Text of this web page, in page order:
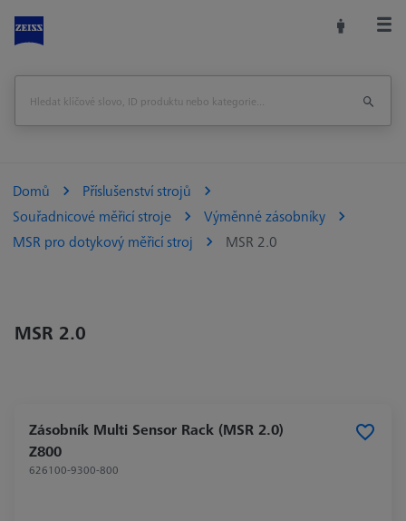
Domů
Příslušenství strojů
Souřadnicové měřicí stroje
Výměnné zásobníky
MSR pro dotykový měřicí stroj
MSR 2.0
MSR 2.0
Zásobník Multi Sensor Rack (MSR 2.0)
Z800
626100-9300-800